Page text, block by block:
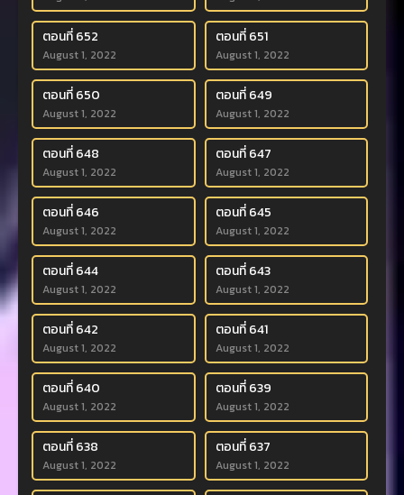
ตอนที่ 652
August 1, 2022
ตอนที่ 651
August 1, 2022
ตอนที่ 650
August 1, 2022
ตอนที่ 649
August 1, 2022
ตอนที่ 648
August 1, 2022
ตอนที่ 647
August 1, 2022
ตอนที่ 646
August 1, 2022
ตอนที่ 645
August 1, 2022
ตอนที่ 644
August 1, 2022
ตอนที่ 643
August 1, 2022
ตอนที่ 642
August 1, 2022
ตอนที่ 641
August 1, 2022
ตอนที่ 640
August 1, 2022
ตอนที่ 639
August 1, 2022
ตอนที่ 638
August 1, 2022
ตอนที่ 637
August 1, 2022